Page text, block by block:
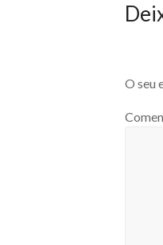
O seu